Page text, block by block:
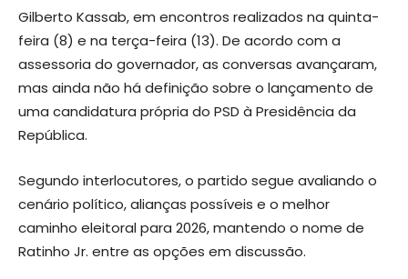
Gilberto Kassab, em encontros realizados na quinta-
feira (8) e na terça-feira (13). De acordo com a
assessoria do governador, as conversas avançaram,
mas ainda não há definição sobre o lançamento de
uma candidatura própria do PSD à Presidência da
República.
Segundo interlocutores, o partido segue avaliando o
cenário político, alianças possíveis e o melhor
caminho eleitoral para 2026, mantendo o nome de
Ratinho Jr. entre as opções em discussão.